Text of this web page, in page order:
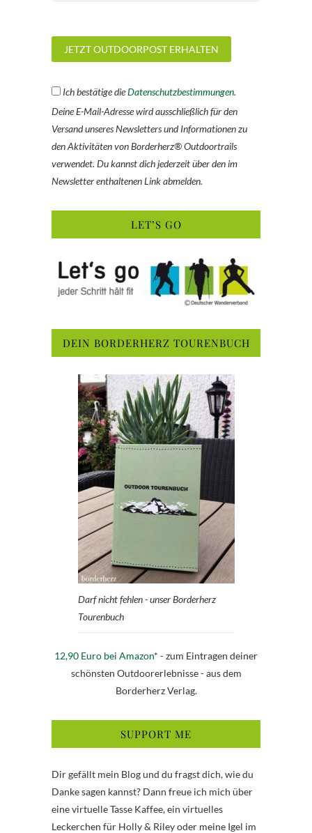
Ich bestätige dieDatenschutzbestimmungen.
Deine E-Mail-Adresse wird ausschließlich für den
Versand unseres Newsletters und Informationen zu
den Aktivitäten von Borderherz® Outdoortrails
verwendet. Du kannst dich jederzeit über den im
Newsletter enthaltenen Link abmelden.
LET’S GO
DEIN BORDERHERZ TOURENBUCH
Darf nicht fehlen - unser Borderherz
Tourenbuch
12,90 Euro bei Amazon* - zum Eintragen deiner
schönsten Outdoorerlebnisse - aus dem
Borderherz Verlag.
SUPPORT ME
Dir gefällt mein Blog und du fragst dich, wie du
Danke sagen kannst? Dann freue ich mich über
eine virtuelle Tasse Kaffee, ein virtuelles
Leckerchen für Holly & Riley oder meine Igel im